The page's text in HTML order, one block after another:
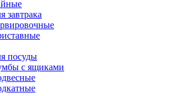
завтрака
посуды
с ящиками